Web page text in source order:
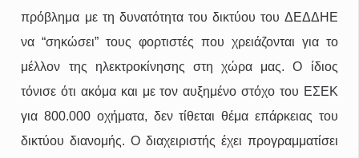
πρόβλημα με τη δυνατότητα του δικτύου του ΔΕΔΔΗΕ
να “σηκώσει” τους φορτιστές που χρειάζονται για το
μέλλον της ηλεκτροκίνησης στη χώρα μας. Ο ίδιος
τόνισε ότι ακόμα και με τον αυξημένο στόχο του ΕΣΕΚ
για 800.000 οχήματα, δεν τίθεται θέμα επάρκειας του
δικτύου διανομής. Ο διαχειριστής έχει προγραμματίσει